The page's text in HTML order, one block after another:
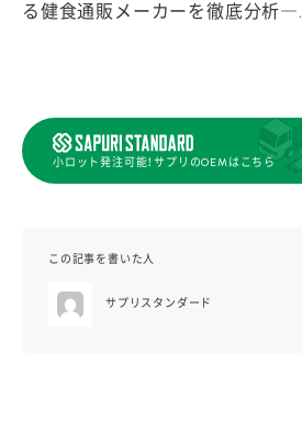
る健食通販メーカーを徹底分析―.
小ロット発注可能！サプリのOEMはこちら
この記事を書いた人
サプリスタンダード